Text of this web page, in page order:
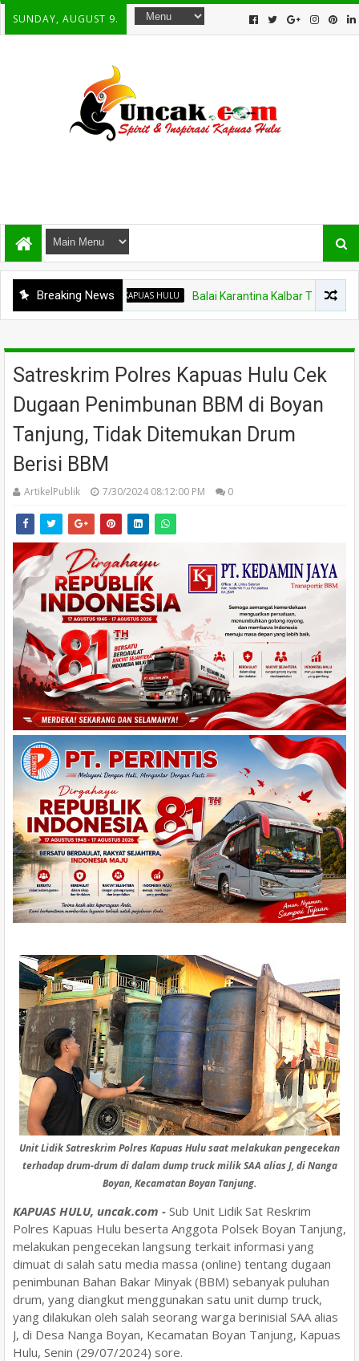
SUNDAY, AUGUST 9.
Breaking News
KAPUAS HULU Balai Karantina Kalbar Tinjau Jalur Tidak
Satreskrim Polres Kapuas Hulu Cek
Dugaan Penimbunan BBM di Boyan
Tanjung, Tidak Ditemukan Drum
Berisi BBM
ArtikelPublik 7/30/2024 08:12:00 PM 0
Unit Lidik Satreskrim Polres Kapuas Hulu saat melakukan pengecekan
terhadap drum-drum di dalam dump truck milik SAA alias J, di Nanga
Boyan, Kecamatan Boyan Tanjung.
KAPUAS HULU, uncak.com - Sub Unit Lidik Sat Reskrim
Polres Kapuas Hulu beserta Anggota Polsek Boyan Tanjung,
melakukan pengecekan langsung terkait informasi yang
dimuat di salah satu media massa (online) tentang dugaan
penimbunan Bahan Bakar Minyak (BBM) sebanyak puluhan
drum, yang diangkut menggunakan satu unit dump truck,
yang dilakukan oleh salah seorang warga berinisial SAA alias
J, di Desa Nanga Boyan, Kecamatan Boyan Tanjung, Kapuas
Hulu, Senin (29/07/2024) sore.